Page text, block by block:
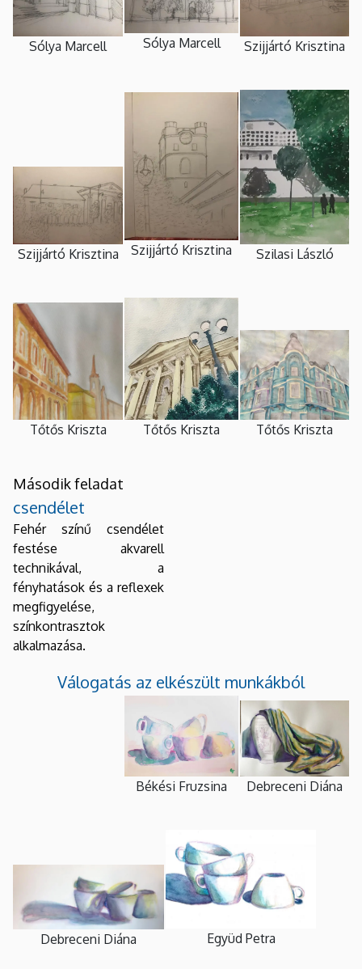
Sólya Marcell Sólya Marcell Szijjártó Krisztina
Szijjártó Krisztina Szijjártó Krisztina Szilasi László
Tőtős Kriszta Tőtős Kriszta Tőtős Kriszta
Második feladat
csendélet
Fehér színű csendélet
festése akvarell
technikával, a
fényhatások és a reflexek
megfigyelése,
színkontrasztok
alkalmazása.
Válogatás az elkészült munkákból
Békési Fruzsina Debreceni Diána
Debreceni Diána Együd Petra